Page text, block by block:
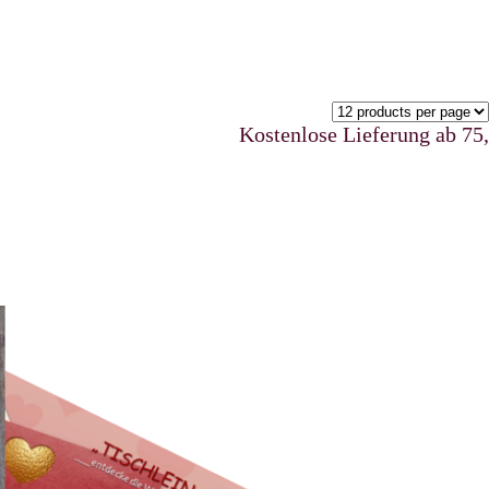
Kostenlose Lieferung ab 75,00